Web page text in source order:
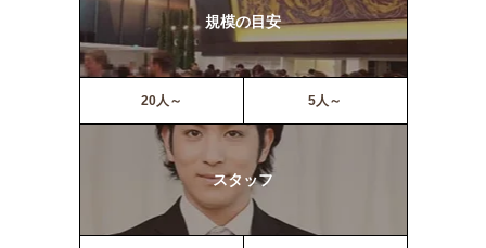
規模の目安
20人～ 5人～
スタッフ